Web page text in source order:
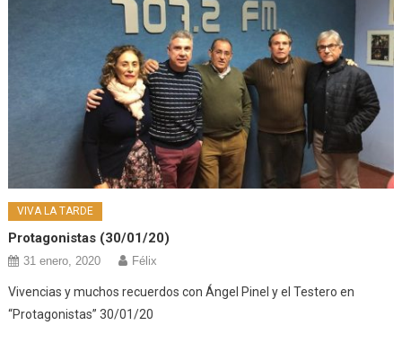
VIVA LA TARDE
Protagonistas (30/01/20)
31 enero, 2020 Félix
Vivencias y muchos recuerdos con Ángel Pinel y el Testero en
“Protagonistas” 30/01/20